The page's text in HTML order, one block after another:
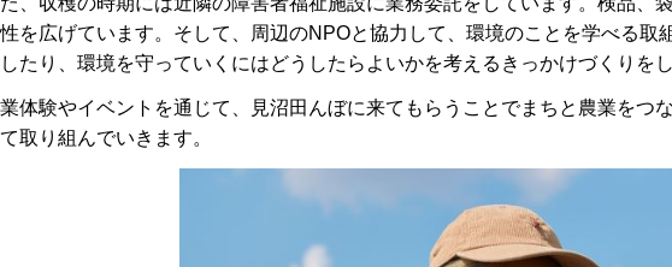
を広げています。そして、周辺のNPOと協力して、環境のことを学べる
たり、環境を守っていくにはどうしたらよいかを考えるきっかけづくりをし
体験やイベントを通じて、見沼田んぼに来てもらうことでまちと農業をつ
取り組んでいきます。